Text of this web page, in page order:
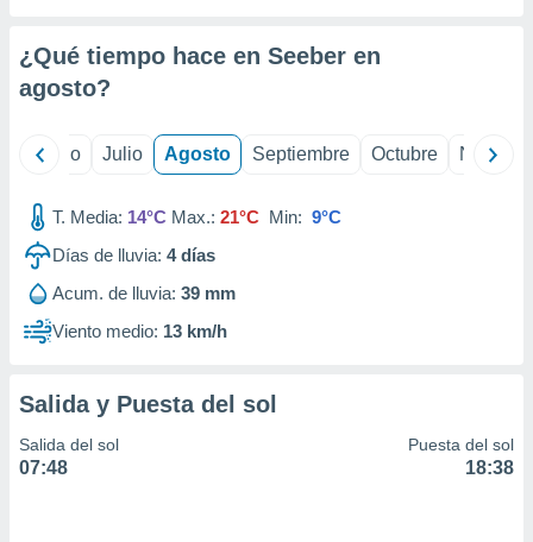
e
mediante
publicidad
publicidad
de
1199
¿Qué tiempo hace en Seeber en
agosto?
Junio Julio Agosto Septiembre Octubre
T. Media: 14°C Max.: 21°C Min: 9°C
Días de lluvia: 4días
Acum. de lluvia: 39 mm
Viento medio: 13 km/h
Salida y Puesta del sol
Salida del sol
07:48
Puesta del sol
18:38